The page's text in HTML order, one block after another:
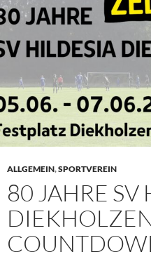
ALLGEMEIN,SPORTVEREIN
80 JAHRE SV